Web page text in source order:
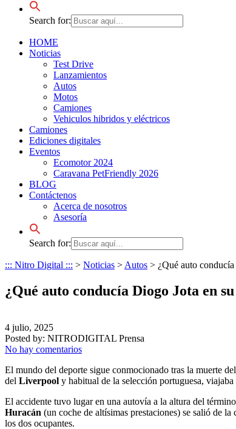
Search for:
HOME
Noticias
Test Drive
Lanzamientos
Autos
Motos
Camiones
Vehiculos hibridos y eléctricos
Camiones
Ediciones digitales
Eventos
Ecomotor 2024
Caravana PetFriendly 2026
BLOG
Contáctenos
Acerca de nosotros
Asesoría
Search for:
::: Nitro Digital ::: > Noticias > Autos > ¿Qué auto
¿Qué auto conducía Diogo Jota en
4 julio, 2025
Posted by: NITRODIGITAL Prensa
No hay comentarios
El mundo del deporte sigue conmocionado tras la muerte
del Liverpool y habitual de la selección portuguesa,
El accidente tuvo lugar en una autovía a la altura del
Huracán (un coche de altísimas prestaciones) se salió de
los dos ocupantes.